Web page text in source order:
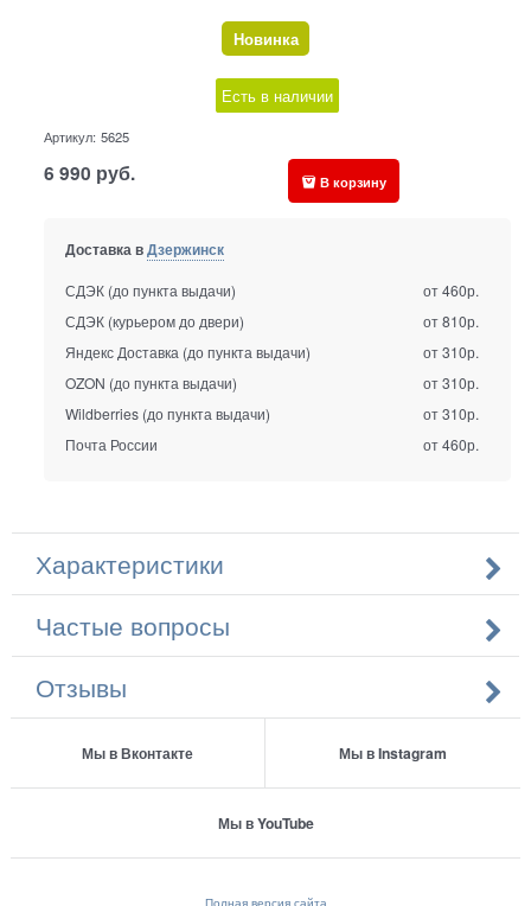
Новинка
Есть в наличии
Артикул: 5625
6 990 руб. В корзину
Доставка вДзержинск
СДЭК (до пункта выдачи)
от 460р.
СДЭК (курьером до двери)
от 810р.
Яндекс Доставка (до пункта выдачи)
от 310р.
OZON (до пункта выдачи)
от 310р.
Wildberries (до пункта выдачи)
от 310р.
Почта России
от 460р.
Характеристики
Частые вопросы
Отзывы
Мы в Вконтакте Мы в Instagram
Мы в YouTube
Полная версия сайта